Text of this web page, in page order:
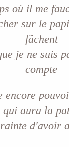
où il me
sur le
fâchent
je ne suis
compte
encore
aura la
d'avoir